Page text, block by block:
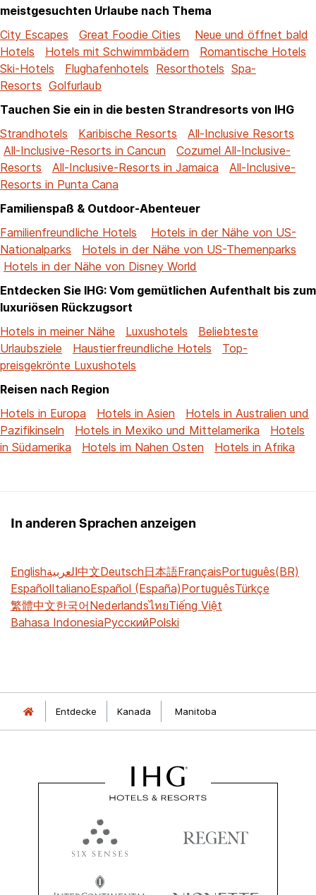
meistgesuchten Urlaube nach Thema
City Escapes
Great Foodie Cities
Neue und öffnet bald
Hotels
Hotels mit Schwimmbädern
Romantische Hotels
Ski-Hotels
Flughafenhotels Resorthotels Spa-
Resorts Golfurlaub
Tauchen Sie ein in die besten Strandresorts von IHG
Strandhotels
Karibische Resorts
All-Inclusive Resorts
All-Inclusive-Resorts in Cancun
Cozumel All-Inclusive-
Resorts
All-Inclusive-Resorts in Jamaica
All-Inclusive-
Resorts in Punta Cana
Familienspaß & Outdoor-Abenteuer
Familienfreundliche Hotels
Hotels in der Nähe von US-
Nationalparks
Hotels in der Nähe von US-Themenparks
Hotels in der Nähe von Disney World
Entdecken Sie IHG: Vom gemütlichen Aufenthalt bis zum
luxuriösen Rückzugsort
Hotels in meiner Nähe
Luxushotels
Beliebteste
Urlaubsziele
Haustierfreundliche Hotels
Top-
preisgekrönte Luxushotels
Reisen nach Region
Hotels in Europa
Hotels in Asien
Hotels in Australien und
Pazifikinseln
Hotels in Mexiko und Mittelamerika
Hotels
in Südamerika
Hotels im Nahen Osten Hotels in Afrika
In anderen Sprachen anzeigen
Englishالعربية中文Deutsch日本語FrançaisPortuguês(BR)
EspañolItalianoEspañol (España)PortuguêsTürkçe
繁體中文한국어NederlandsไทยTiếng Việt
Bahasa IndonesiaРусскийPolski
Entdecke Kanada Manitoba